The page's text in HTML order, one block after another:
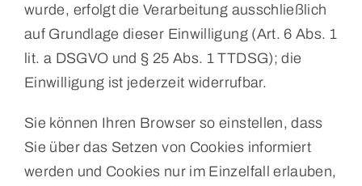
wurde, erfolgt die Verarbeitung ausschließlich
auf Grundlage dieser Einwilligung (Art. 6 Abs. 1
lit. a DSGVO und § 25 Abs. 1 TTDSG); die
Einwilligung ist jederzeit widerrufbar.
Sie können Ihren Browser so einstellen, dass
Sie über das Setzen von Cookies informiert
werden und Cookies nur im Einzelfall erlauben,